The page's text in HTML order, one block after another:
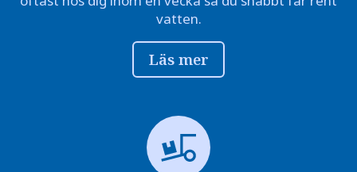
vatten.
Läs mer